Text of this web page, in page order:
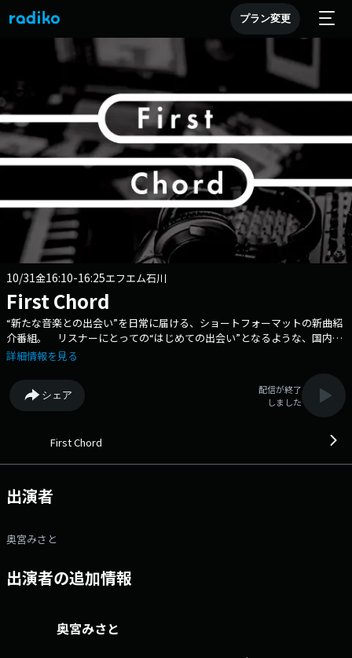
プラン変更
10/31金16:10-16:25エフエム石川
First Chord
“新たな音楽との出会い”を日常に届ける、ショートフォーマットの新曲紹
介番組。 リスナーにとっての“はじめての出会い”となるような、国内外
のフレッシュな楽曲を丁寧に届けます。 番組Webサイト：
詳細情報を見る
シェア
配信が終了
しました
First Chord
出演者
奥宮みさと
出演者の追加情報
奥宮みさと